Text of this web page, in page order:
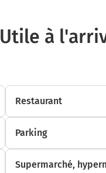
Utile à
Restaurant
Parking
Supermarché,